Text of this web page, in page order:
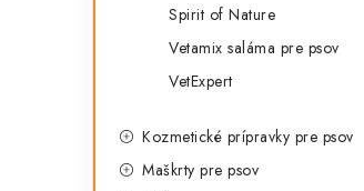
Spirit of Nature
Vetamix saláma pre psov
VetExpert
Kozmetické prípravky pre psov
Maškrty pre psov